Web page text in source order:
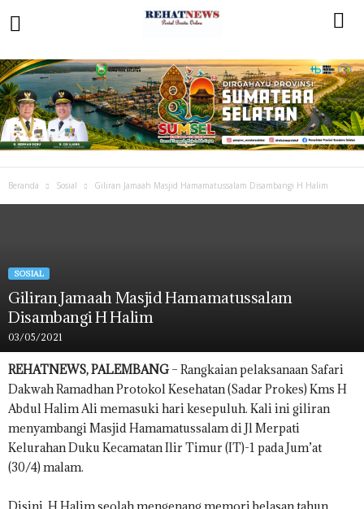
Beranda Sosial Giliran Jamaah Masjid Hamamatussalam Disambangi H Halim
SOSIAL
Giliran Jamaah Masjid Hamamatussalam
Disambangi H Halim
03/05/2021
REHATNEWS, PALEMBANG – Rangkaian pelaksanaan Safari
Dakwah Ramadhan Protokol Kesehatan (Sadar Prokes) Kms H
Abdul Halim Ali memasuki hari kesepuluh. Kali ini giliran
menyambangi Masjid Hamamatussalam di Jl Merpati
Kelurahan Duku Kecamatan Ilir Timur (IT)-1 pada Jum’at
(30/4) malam.